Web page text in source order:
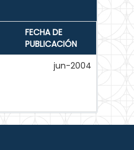
FECHA DE
PUBLICACIÓN
jun-2004